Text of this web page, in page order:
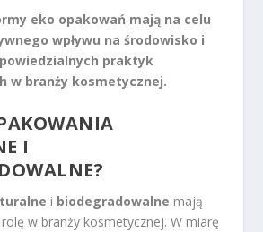
eko opakowań mają na celu
wpływu na środowisko i
praktyk
w branży kosmetycznej.
I
i biodegradowalne mają
w branży kosmetycznej. W miarę